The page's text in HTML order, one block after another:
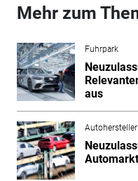
Mehr zum
Fuhrpark
aus
Autohersteller
Automarkt